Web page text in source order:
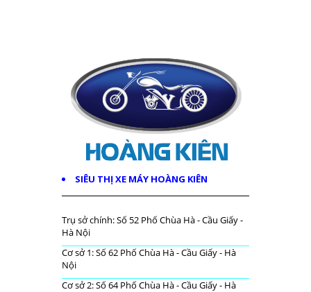
SIÊU THỊ XE MÁY HOÀNG KIÊN
Trụ sở chính: Số 52 Phố Chùa Hà - Cầu Giấy -
Hà Nội
Cơ sở 1: Số 62 Phố Chùa Hà - Cầu Giấy - Hà
Nội
Cơ sở 2: Số 64 Phố Chùa Hà - Cầu Giấy - Hà